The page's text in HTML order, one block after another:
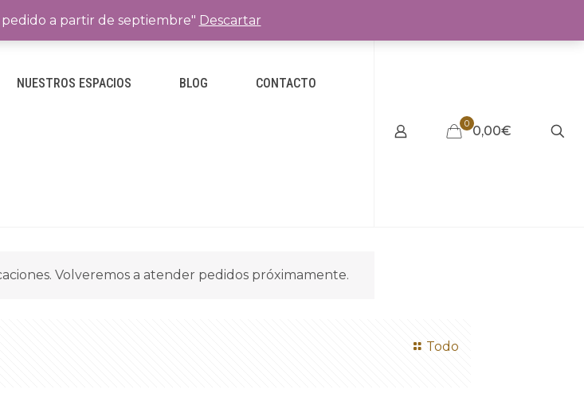
NUESTROS ESPACIOS BLOG CONTACTO
0 0,00€
Volveremos a atender pedidos próximamente.
Todo
pedido a partir de septiembre" Descartar